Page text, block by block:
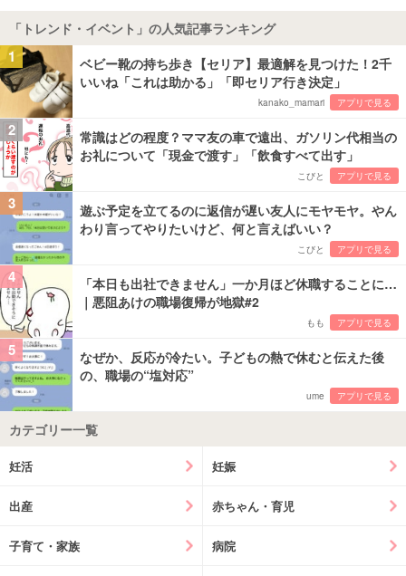
「トレンド・イベント」の人気記事ランキング
1
ベビー靴の持ち歩き【セリア】最適解を見つけた！2千
いいね「これは助かる」「即セリア行き決定」
kanako_mamari アプリで見る
2
常識はどの程度？ママ友の車で遠出、ガソリン代相当の
お礼について「現金で渡す」「飲食すべて出す」
こびと アプリで見る
3
遊ぶ予定を立てるのに返信が遅い友人にモヤモヤ。やん
わり言ってやりたいけど、何と言えばいい？
こびと アプリで見る
4
「本日も出社できません」一か月ほど休職することに…
｜悪阻あけの職場復帰が地獄#2
もも アプリで見る
5
なぜか、反応が冷たい。子どもの熱で休むと伝えた後
の、職場の“塩対応”
ume アプリで見る
カテゴリー一覧
妊活 妊娠
出産 赤ちゃん・育児
子育て・家族 病院